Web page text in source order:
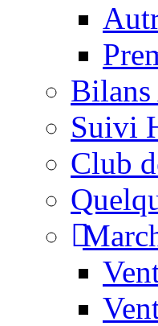
Bilans
Suivi
Club